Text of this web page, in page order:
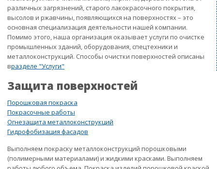
различных загрязнений, старого лакокрасочного покрытия,
высолов и ржавчины, появляющихся на поверхностях – это
основная специализация деятельности нашей компании.
Помимо этого, наша организация оказывает услуги по очистке
промышленных зданий, оборудования, спецтехники и
металлоконструкций. Способы очистки поверхностей описаны
вразделе "Услуги"
Защита поверхностей
Порошковая покраска
Покрасочные работы
Огнезащита металлоконструкций
Гидрофобизация фасадов
Выполняем покраску металлоконструкций порошковыми
(полимерными материалами) и жидкими красками. Выполняем